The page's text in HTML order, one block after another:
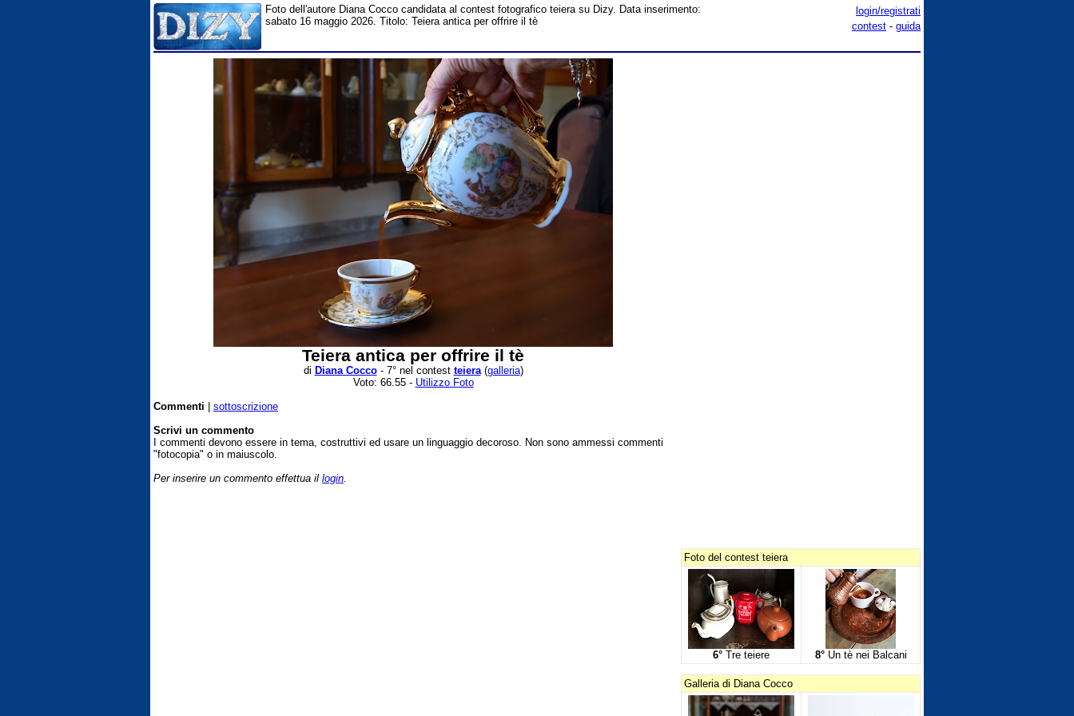
login/registrati
contest - guida
Foto dell'autore Diana Cocco candidata al contest fotografico teiera su Dizy. Data inserimento:
sabato 16 maggio 2026. Titolo: Teiera antica per offrire il tè
Teiera antica per offrire il tè
di Diana Cocco- 7° nel contest teiera(galleria)
Voto: 66.55 - Utilizzo Foto
Commenti | sottoscrizione
Scrivi un commento
I commenti devono essere in tema, costruttivi ed usare un linguaggio decoroso. Non sono ammessi commenti
"fotocopia" o in maiuscolo.
Per inserire un commento effettua il login
Foto del contest teiera
6° Tre teiere 8°Un tè nei Balcani
Galleria di Diana Cocco